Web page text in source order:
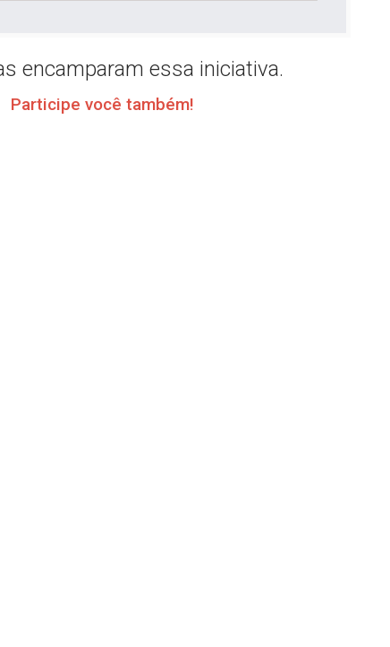
encamparam essa iniciativa.
Participe você também!